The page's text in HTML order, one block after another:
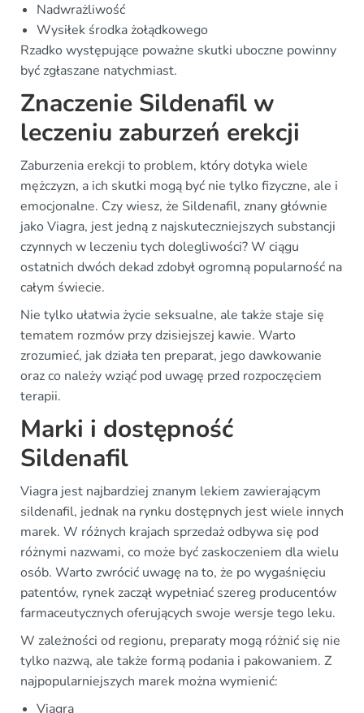
Nadwrażliwość
Wysiłek środka żołądkowego
Rzadko występujące poważne skutki uboczne powinny
być zgłaszane natychmiast.
Znaczenie Sildenafil w
leczeniu zaburzeń erekcji
Zaburzenia erekcji to problem, który dotyka wiele
mężczyzn, a ich skutki mogą być nie tylko fizyczne, ale i
emocjonalne. Czy wiesz, że Sildenafil, znany głównie
jako Viagra, jest jedną z najskuteczniejszych substancji
czynnych w leczeniu tych dolegliwości? W ciągu
ostatnich dwóch dekad zdobył ogromną popularność na
całym świecie.
Nie tylko ułatwia życie seksualne, ale także staje się
tematem rozmów przy dzisiejszej kawie. Warto
zrozumieć, jak działa ten preparat, jego dawkowanie
oraz co należy wziąć pod uwagę przed rozpoczęciem
terapii.
Marki i dostępność
Sildenafil
Viagra jest najbardziej znanym lekiem zawierającym
sildenafil, jednak na rynku dostępnych jest wiele innych
marek. W różnych krajach sprzedaż odbywa się pod
różnymi nazwami, co może być zaskoczeniem dla wielu
osób. Warto zwrócić uwagę na to, że po wygaśnięciu
patentów, rynek zaczął wypełniać szereg producentów
farmaceutycznych oferujących swoje wersje tego leku.
W zależności od regionu, preparaty mogą różnić się nie
tylko nazwą, ale także formą podania i pakowaniem. Z
najpopularniejszych marek można wymienić:
Viagra